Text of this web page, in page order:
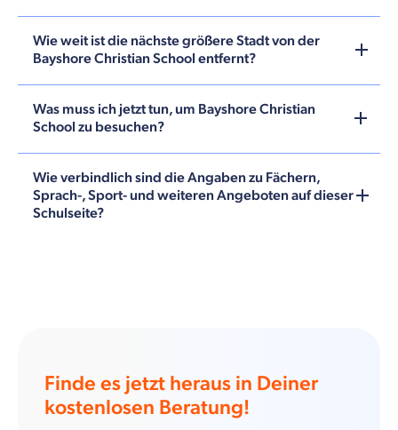
Wie weit ist die nächste größere Stadt von der
Bayshore Christian School entfernt?
Was muss ich jetzt tun, um Bayshore Christian
School zu besuchen?
Wie verbindlich sind die Angaben zu Fächern,
Sprach-, Sport- und weiteren Angeboten auf dieser
Schulseite?
Finde es jetzt heraus in Deiner
kostenlosen Beratung!